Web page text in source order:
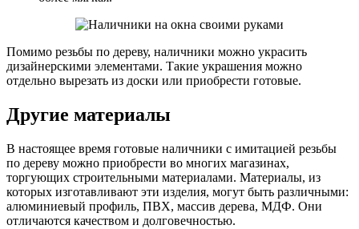
Помимо резьбы по дереву, наличники можно украсить
дизайнерскими элементами. Такие украшения можно
отдельно вырезать из доски или приобрести готовые.
Другие материалы
В настоящее время готовые наличники с имитацией резьбы
по дереву можно приобрести во многих магазинах,
торгующих строительными материалами. Материалы, из
которых изготавливают эти изделия, могут быть различными:
алюминиевый профиль, ПВХ, массив дерева, МДФ. Они
отличаются качеством и долговечностью.